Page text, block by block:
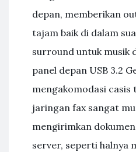
depan, memberikan
tajam baik di dalam
surround untuk musik
panel depan USB 3.2
mengakomodasi casis
jaringan fax sangat
mengirimkan
server, seperti halnya